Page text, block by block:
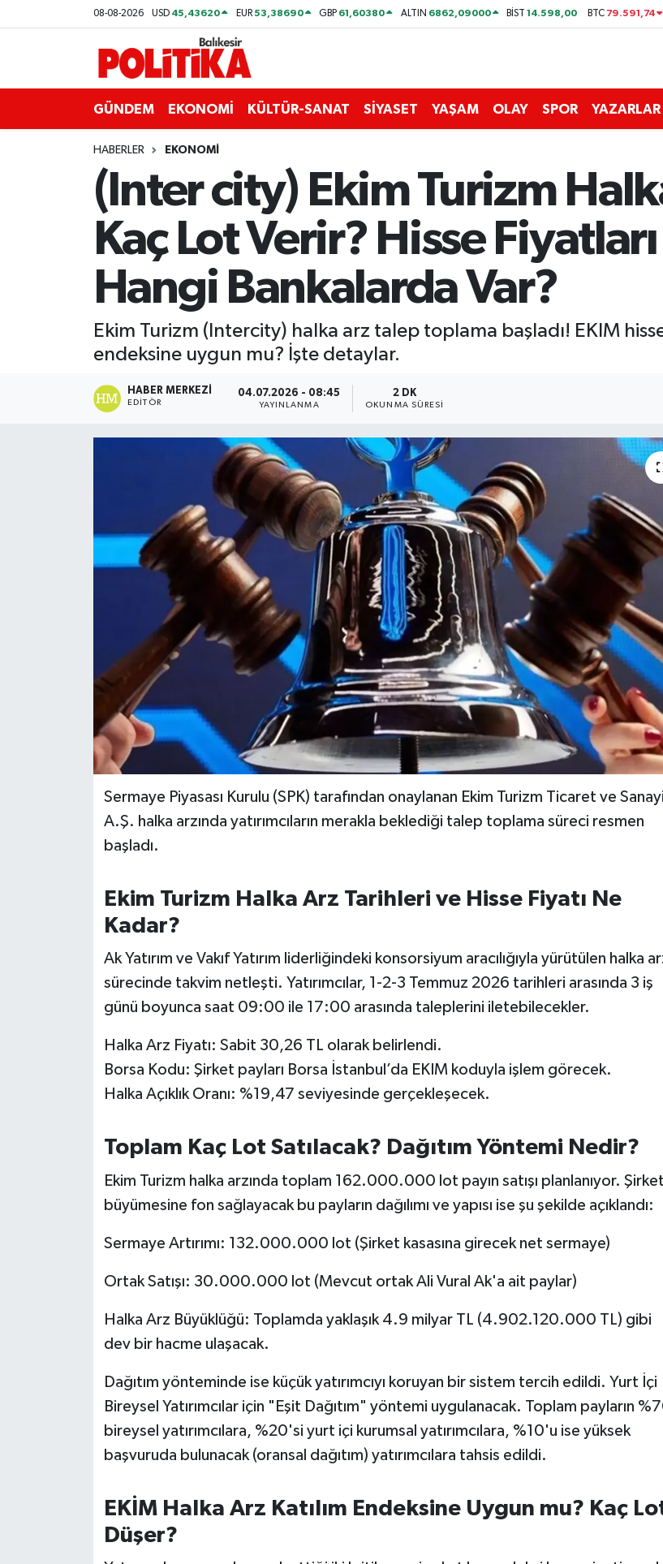
08-08-2026 USD 45,43620 EUR53,38690 GBP 61,60380 ALTIN 6862,09000 BİST14.598,00 BTC 79.591,74
GÜNDEM EKONOMİ KÜLTÜR-SANAT SİYASET YAŞAM OLAY SPOR YAZARLAR
HABERLER EKONOMİ
(Inter city) Ekim Turizm
Kaç Lot Verir? Hisse
Hangi Bankalarda Var?
Ekim Turizm (Intercity) halka arz talep toplama başladı! EKIM
endeksine uygun mu? İşte detaylar.
HABER MERKEZI
EDITÖR
04.07.2026 - 08:45
YAYINLANMA
2 DK
OKUNMA SÜRESI
Sermaye Piyasası Kurulu (SPK) tarafından onaylanan Ekim Turizm Ticaret ve Sanayi
A.Ş. halka arzında yatırımcıların merakla beklediği talep toplama süreci resmen
başladı.
Ekim Turizm Halka Arz Tarihleri ve Hisse Fiyatı Ne
Kadar?
Ak Yatırım ve Vakıf Yatırım liderliğindeki konsorsiyum aracılığıyla yürütülen halka
sürecinde takvim netleşti. Yatırımcılar, 1-2-3 Temmuz 2026 tarihleri arasında 3 iş
günü boyunca saat 09:00 ile 17:00 arasında taleplerini iletebilecekler.
Halka Arz Fiyatı: Sabit 30,26 TL olarak belirlendi.
Borsa Kodu: Şirket payları Borsa İstanbul’da EKIM koduyla işlem görecek.
Halka Açıklık Oranı: %19,47 seviyesinde gerçekleşecek.
Toplam Kaç Lot Satılacak? Dağıtım Yöntemi Nedir?
Ekim Turizm halka arzında toplam 162.000.000 lot payın satışı planlanıyor.
büyümesine fon sağlayacak bu payların dağılımı ve yapısı ise şu şekilde açıklandı:
Sermaye Artırımı: 132.000.000 lot (Şirket kasasına girecek net sermaye)
Ortak Satışı: 30.000.000 lot (Mevcut ortak Ali Vural Ak'a ait paylar)
Halka Arz Büyüklüğü: Toplamda yaklaşık 4.9 milyar TL (4.902.120.000 TL) gibi
dev bir hacme ulaşacak.
Dağıtım yönteminde ise küçük yatırımcıyı koruyan bir sistem tercih edildi. Yurt İçi
Bireysel Yatırımcılar için "Eşit Dağıtım" yöntemi uygulanacak. Toplam payların
bireysel yatırımcılara, %20'si yurt içi kurumsal yatırımcılara, %10'u ise yüksek
başvuruda bulunacak (oransal dağıtım) yatırımcılara tahsis edildi.
EKİM Halka Arz Katılım Endeksine Uygun mu? Kaç
Düşer?
ASTROLOJİ
Bandırma
BİYOGRAFİLER
KENT GÜNDEMİ
KÜLTÜR-SANAT
MAGAZİN
OTOMOTİV
Resmi İlanlar
SÜRMANŞET
TARİHTE BUGÜN
Balıkesir Nöbetçi Eczaneler
Balıkesir Hava Durumu
Balıkesir Namaz Vakitleri
Balıkesir Trafik Yoğunluk Haritası
Süper Lig Puan Durumu ve Fikstür
Tüm Manşetler
Son Dakika Haberleri
Haber Arşivi